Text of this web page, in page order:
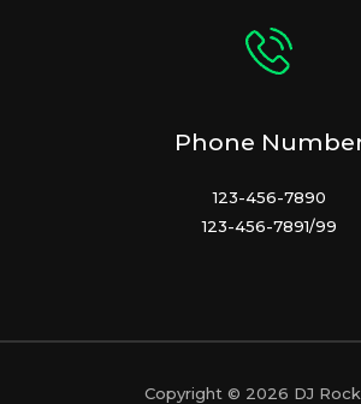
Phone
123-456-7890
123-456-7891/99
Copyright © 2026 DJ